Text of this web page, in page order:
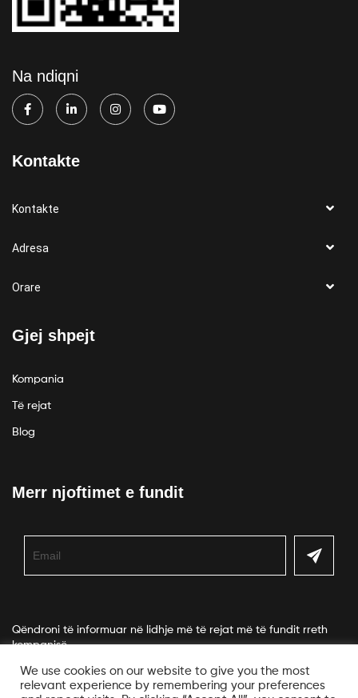
Na ndiqni
Kontakte
Kontakte
Adresa
Orare
Gjej shpejt
Kompania
Të rejat
Blog
Merr njoftimet e fundit
Qëndroni të informuar në lidhje më të rejat më të fundit rreth
kompanisë.
We use cookies on our website to give you the most
relevant experience by remembering your preferences